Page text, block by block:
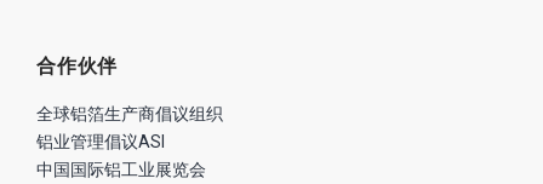
合作伙伴
全球铝箔生产商倡议组织
铝业管理倡议ASI
中国国际铝工业展览会